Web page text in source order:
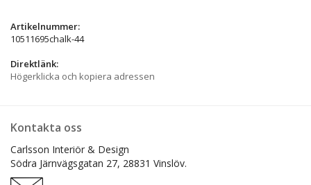
Artikelnummer:
10511695chalk-44
Direktlänk:
Högerklicka och kopiera adressen
Kontakta oss
Carlsson Interiör & Design
Södra Järnvägsgatan 27, 28831 Vinslöv.